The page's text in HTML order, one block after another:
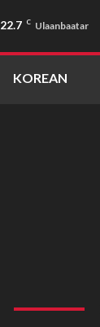
22.7 C Ulaanbaatar
KOREAN